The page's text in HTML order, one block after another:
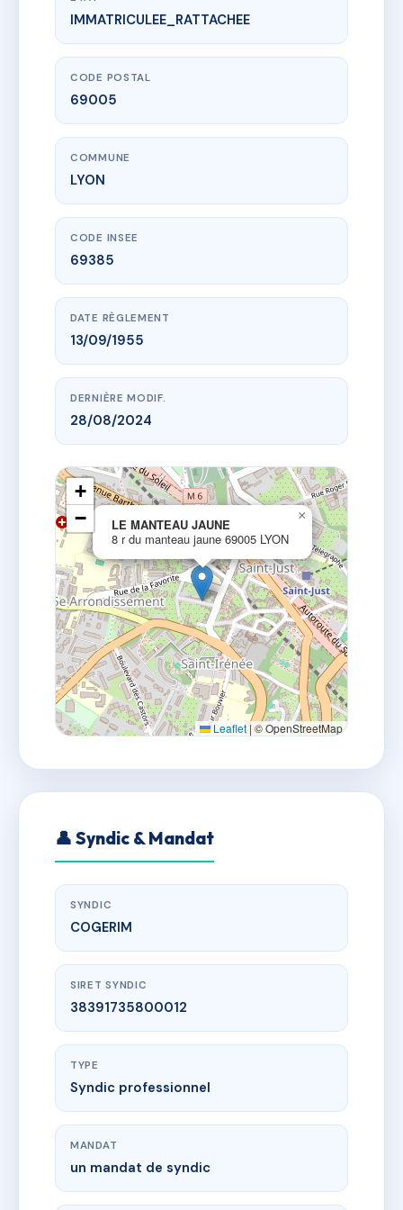
www.vme.plus/AC1965433
LE MANTEAU JAUNE
8 r du manteau jaune
IMMATRICULEE_RATTACHEE
CODE POSTAL
69005
COMMUNE
LYON
CODE INSEE
69385
DATE RÈGLEMENT
13/09/1955
DERNIÈRE MODIF.
28/08/2024
LE MANTEAU JAUNE
8 r du manteau jaune 69005 LYON
×
+
−
Leaflet | © OpenStreetMap
👤 Syndic & Mandat
SYNDIC
COGERIM
SIRET SYNDIC
38391735800012
TYPE
Syndic professionnel
MANDAT
un mandat de syndic